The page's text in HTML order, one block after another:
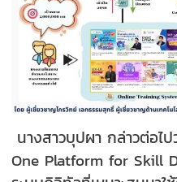
นางสาวบุปผา กล่าวต่อไ
One Platform for Skill